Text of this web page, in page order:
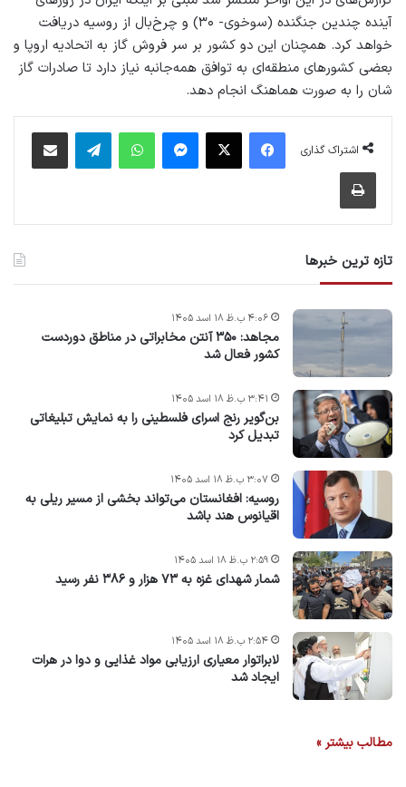
آینده چندین جنگنده (سوخوی- ۳۰) و چرخ‌بال از روسیه دریافت
خواهد کرد. همچنان این دو کشور بر سر فروش گاز به اتحادیه اروپا و
بعضی کشورهای منطقه‌ای به توافق همه‌جانبه نیاز دارد تا صادرات گاز
شان را به صورت هماهنگ انجام دهد.
اشتراک گذاری
فیس بوک پیام رسان واتس آپ
تازه ترین خبرها
مجاهد: ۳۵۰ آنتن مخابراتی در مناطق دوردست
کشور فعال شد
۴:۰۶ ب.ظ ۱۸ اسد ۱۴۰۵
بن‌گویر رنج اسرای فلسطینی را به نمایش تبلیغاتی
تبدیل کرد
۳:۴۱ ب.ظ ۱۸ اسد ۱۴۰۵
روسیه: افغانستان می‌تواند بخشی از مسیر ریلی به
اقیانوس هند باشد
۳:۰۷ ب.ظ ۱۸ اسد ۱۴۰۵
شمار شهدای غزه به ۷۳ هزار و ۳۸۶ نفر رسید
۲:۵۹ ب.ظ ۱۸ اسد ۱۴۰۵
لابراتوار معیاری ارزیابی مواد غذایی و دوا در هرات
ایجاد شد
۲:۵۴ ب.ظ ۱۸ اسد ۱۴۰۵
مطالب بیشتر »